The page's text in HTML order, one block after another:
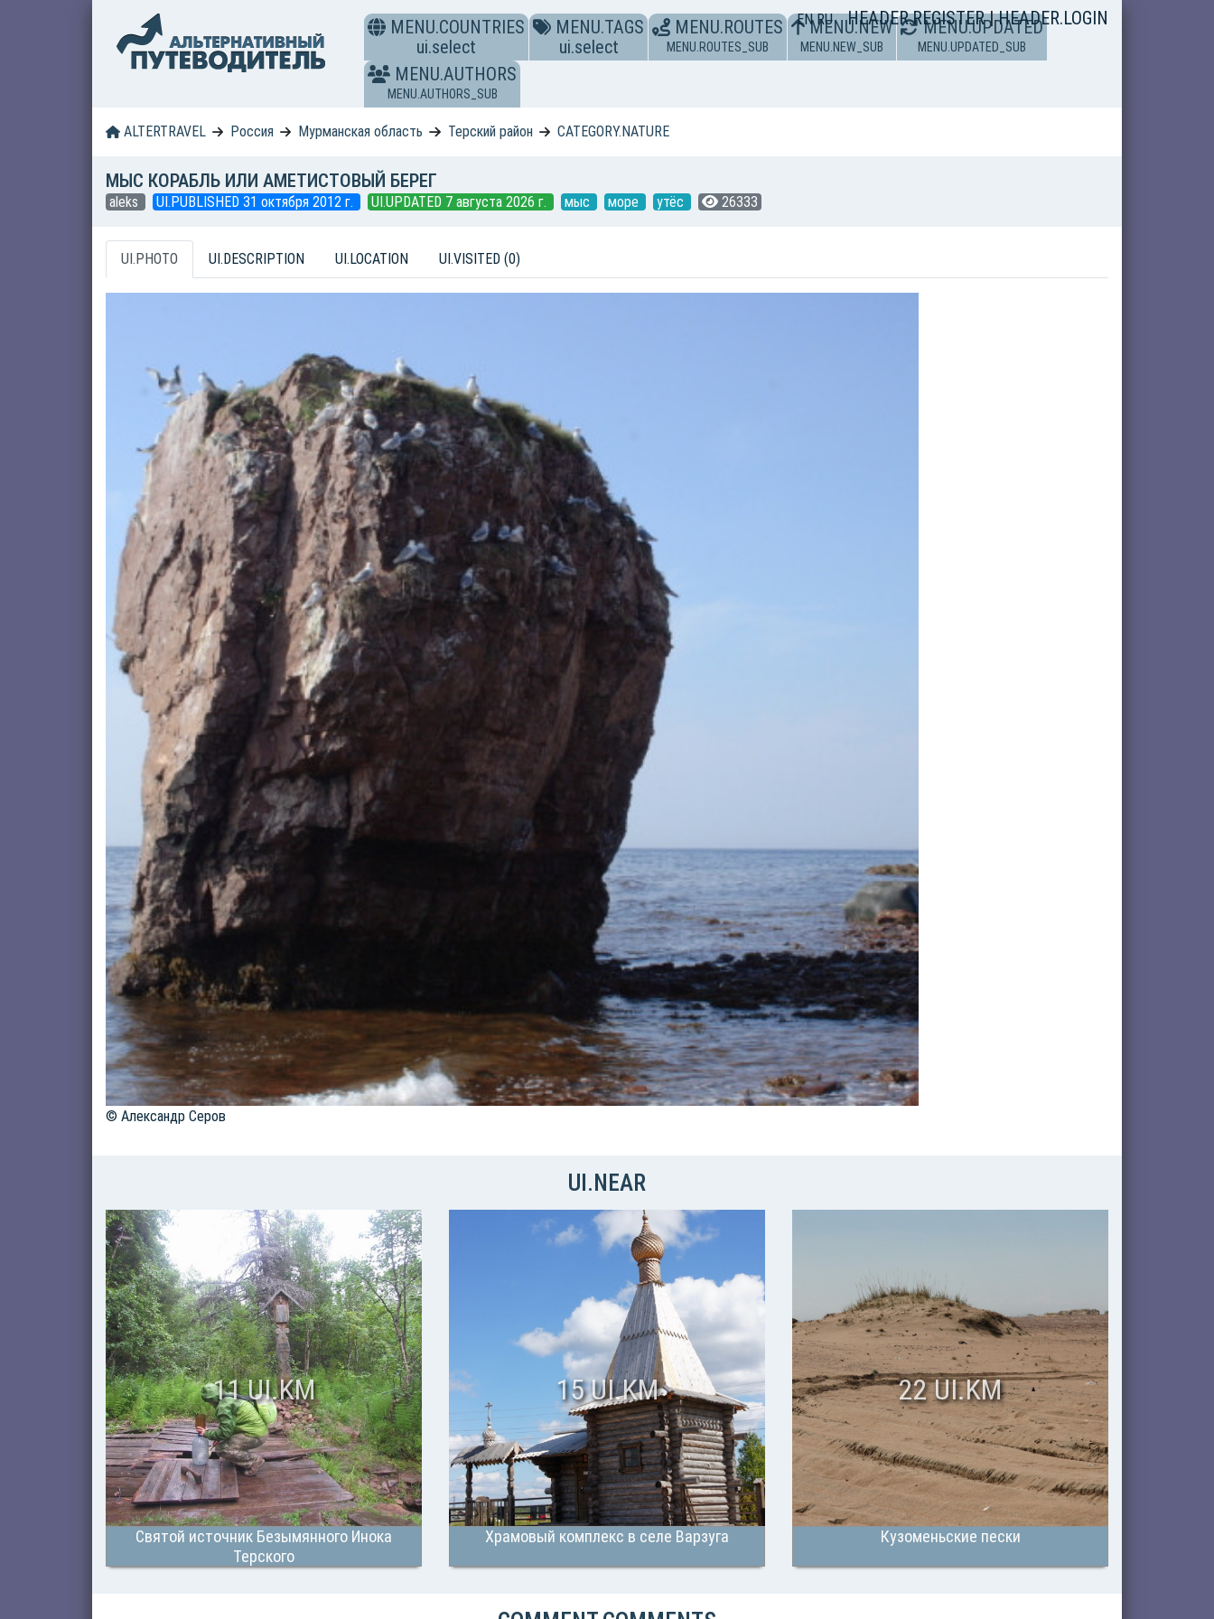
ENRU HEADER.REGISTER|HEADER.LOGIN
MENU.COUNTRIES
ui.select
MENU.TAGS
ui.select
MENU.ROUTES
MENU.ROUTES_SUB
MENU.NEW
MENU.NEW_SUB
MENU.UPDATED
MENU.UPDATED_SUB
MENU.AUTHORS
MENU.AUTHORS_SUB
ALTERTRAVEL Россия Мурманская область Терский район CATEGORY.NATURE
МЫС КОРАБЛЬ ИЛИ АМЕТИСТОВЫЙ БЕРЕГ
aleks UI.PUBLISHED 31 октября 2012 г. UI.UPDATED 7 августа 2026 г. мыс море утёс 26333
UI.PHOTO UI.DESCRIPTION UI.LOCATION UI.VISITED (0)
© Александр Серов
UI.NEAR
Святой источник Безымянного Инока
Терского
11 UI.KM
Храмовый комплекс в селе Варзуга
15 UI.KM
Кузоменьские пески
22 UI.KM